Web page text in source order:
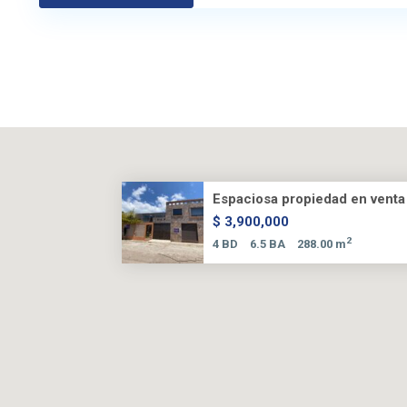
Espaciosa propiedad en
$ 3,900,000
4 BD 6.5 BA 288.00 m2